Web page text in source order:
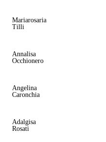
Mariarosaria
Tilli
Annalisa
Occhionero
Angelina
Caronchia
Adalgisa
Rosati